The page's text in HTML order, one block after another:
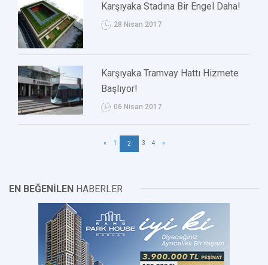
Karşıyaka Stadına Bir Engel Daha!
28 Nisan 2017
Karşıyaka Tramvay Hattı Hizmete
Başlıyor!
06 Nisan 2017
« 1 2 3 4 »
EN BEĞENİLEN HABERLER